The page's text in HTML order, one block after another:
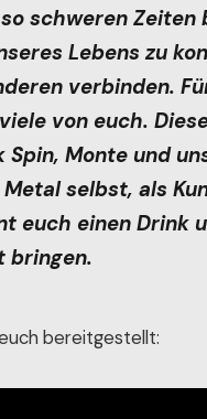
schweren
Lebens zu
verbinden.
von euch.
Spin, Monte und
selbst, als
euch einen Drink
bringen.
bereitgestellt: